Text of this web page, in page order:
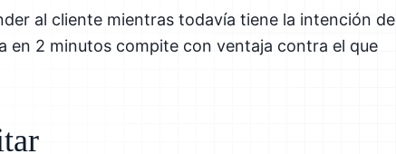
al cliente mientras todavía tiene la intención de
en 2 minutos compite con ventaja contra el que